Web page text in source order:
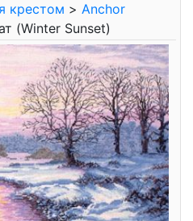
крестом > Anchor
(Winter Sunset)